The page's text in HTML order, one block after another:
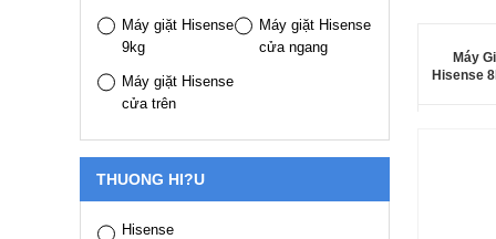
Máy giặt Hisense
9kg
Máy giặt Hisense
cửa ngang
Máy giặt Hisense
cửa trên
THUONG HI?U
Hisense
Máy
Hisense